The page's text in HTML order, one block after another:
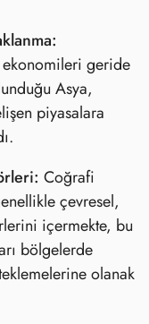
ekonomileri geride
Asya,
piyasalara
Coğrafi
çevresel,
içermekte, bu
bölgelerde
olanak